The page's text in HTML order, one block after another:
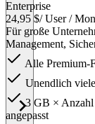
Enterprise
24,95 $/ User /
Für große
Management,
Alle Premium-
Unendlich
3 GB × Anzahl
angepasst